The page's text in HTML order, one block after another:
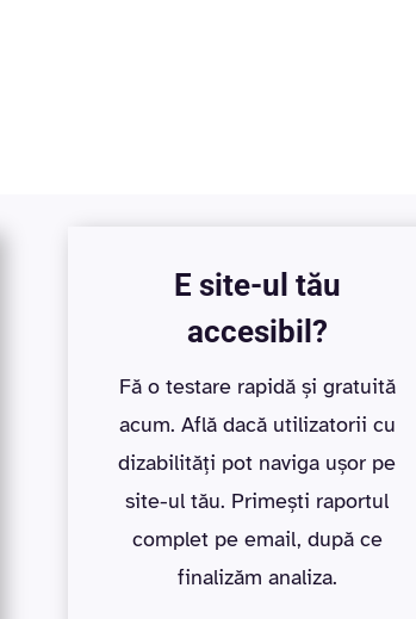
E site-ul tău
accesibil?
Fă o testare rapidă și gratuită
acum. Află dacă utilizatorii cu
dizabilități pot naviga ușor pe
site-ul tău. Primești raportul
complet pe email, după ce
finalizăm analiza.